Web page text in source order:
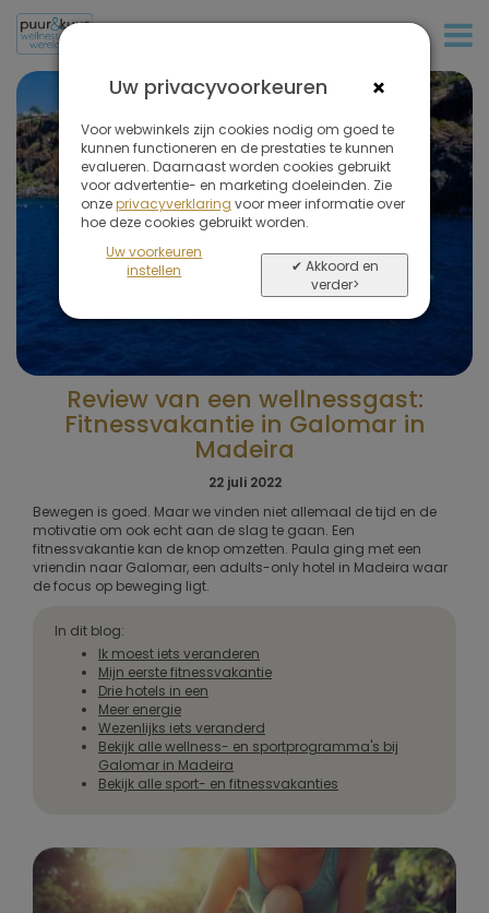
Review van een wellnessgast:
Fitnessvakantie in Galomar in
Madeira
22 juli 2022
Bewegen is goed. Maar we vinden niet allemaal de tijd en de
motivatie om ook echt aan de slag te gaan. Een
fitnessvakantie kan de knop omzetten. Paula ging met een
vriendin naar Galomar, een adults-only hotel in Madeira waar
de focus op beweging ligt.
In dit blog:
Ik moest iets veranderen
Mijn eerste fitnessvakantie
Drie hotels in een
Meer energie
Wezenlijks iets veranderd
Bekijk alle wellness- en sportprogramma's bij
Galomar in Madeira
Bekijk alle sport- en fitnessvakanties
×
Uw privacyvoorkeuren
Voor webwinkels zijn cookies nodig om goed te
kunnen functioneren en de prestaties te kunnen
evalueren. Daarnaast worden cookies gebruikt
voor advertentie- en marketing doeleinden. Zie
onzeprivacyverklaring voor meer informatie over
hoe deze cookies gebruikt worden.
Uw voorkeuren
instellen
✔ Akkoord en
verder>